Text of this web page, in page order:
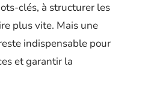
clés, à structurer les
plus vite. Mais une
indispensable pour
et garantir la